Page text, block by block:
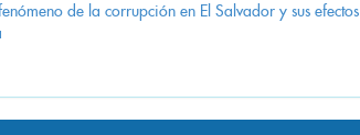
de la corrupción en El Salvador y sus efectos